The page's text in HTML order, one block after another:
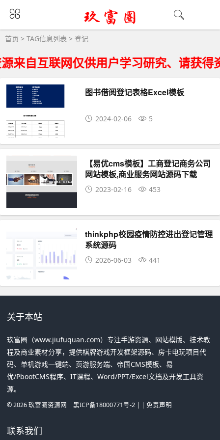
首页 > TAG信息列表 > 登记
来自互联网仅供用户学习研究、请获
图书借阅登记表格Excel模板
2024-02-06 5
【易优cms模板】工商登记商务公司
网站模板,商业服务网站源码下载
2023-02-16 453
thinkphp校园疫情防控进出登记管理
系统源码
2026-06-03 441
关于本站
玖富圈（www.jiufuquan.com）专注手游资源、网站模版、技术教
程及商业素材分享，提供棋牌游戏开发框架源码、房卡电玩项目代
码、单机游戏一键端、页游服务端、帝国CMS模板、易
优/PbootCMS程序、IT课程、Word/PPT/Excel文档及开发工具资
源。
©2026玖富圈资源网 黑ICP备18000771号-2| | 免责声明
联系我们